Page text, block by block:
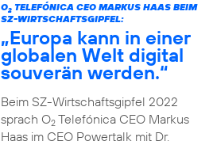
O2TELEFÓNICA CEO MARKUS HAAS BEIM
SZ-WIRTSCHAFTSGIPFEL:
„Europa kann in einer
globalen Welt digital
souverän werden.“
Beim SZ-Wirtschaftsgipfel 2022
sprach O2Telefónica CEO Markus
Haas im CEO Powertalk mit Dr.